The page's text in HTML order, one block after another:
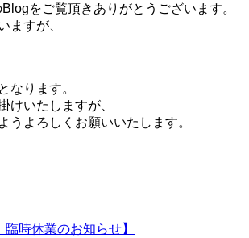
をご覧頂きありがとうございます。
ますが、
なります。
けいたしますが、
うよろしくお願いいたします。
臨時休業のお知らせ】